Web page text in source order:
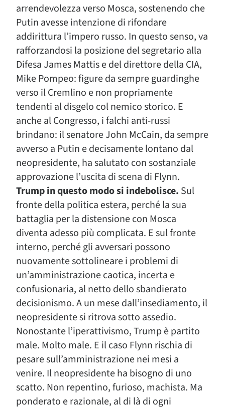
arrendevolezza verso Mosca, sostenendo che
Putin avesse intenzione di rifondare
addirittura l’impero russo. In questo senso, va
rafforzandosi la posizione del segretario alla
Difesa James Mattis e del direttore della CIA,
Mike Pompeo: figure da sempre guardinghe
verso il Cremlino e non propriamente
tendenti al disgelo col nemico storico. E
anche al Congresso, i falchi anti-russi
brindano: il senatore John McCain, da sempre
avverso a Putin e decisamente lontano dal
neopresidente, ha salutato con sostanziale
approvazione l’uscita di scena di Flynn.
Trump in questo modo si indebolisce. Sul
fronte della politica estera, perché la sua
battaglia per la distensione con Mosca
diventa adesso più complicata. E sul fronte
interno, perché gli avversari possono
nuovamente sottolineare i problemi di
un’amministrazione caotica, incerta e
confusionaria, al netto dello sbandierato
decisionismo. A un mese dall’insediamento, il
neopresidente si ritrova sotto assedio.
Nonostante l’iperattivismo, Trump è partito
male. Molto male. E il caso Flynn rischia di
pesare sull’amministrazione nei mesi a
venire. Il neopresidente ha bisogno di uno
scatto. Non repentino, furioso, machista. Ma
ponderato e razionale, al di là di ogni